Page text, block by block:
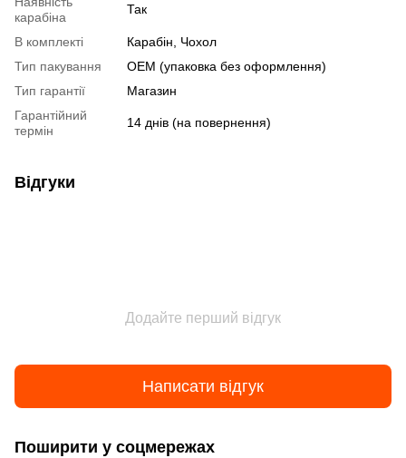
карабіна
Так
В комплекті
Карабін, Чохол
Тип пакування
OEM (упаковка без оформлення)
Тип гарантії
Магазин
Гарантійний
термін
14 днів (на повернення)
Відгуки
Додайте перший відгук
Написати відгук
Поширити у соцмережах